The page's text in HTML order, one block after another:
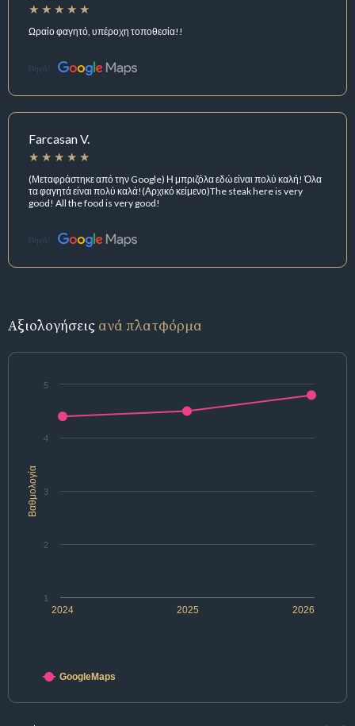
Ωραίο φαγητό, υπέροχη τοποθεσία!!
Πηγή:
Farcasan V.
(Μεταφράστηκε από την Google) Η μπριζόλα εδώ είναι πολύ καλή! Όλα
τα φαγητά είναι πολύ καλά!(Αρχικό κείμενο)The steak here is very
good! All the food is very good!
Πηγή:
Αξιολογήσεις ανά πλατφόρμα
Βαθμολογία
2024 2025 2026
1
2
3
4
5
GoogleMaps